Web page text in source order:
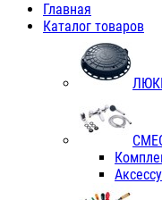
Главная
Каталог товаров